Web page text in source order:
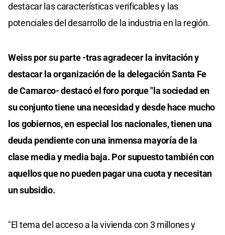
destacar las características verificables y las
potenciales del desarrollo de la industria en la región.
Weiss por su parte -tras agradecer la invitación y
destacar la organización de la delegación Santa Fe
de Camarco- destacó el foro porque "la sociedad en
su conjunto tiene una necesidad y desde hace mucho
los gobiernos, en especial los nacionales, tienen una
deuda pendiente con una inmensa mayoría de la
clase media y media baja. Por supuesto también con
aquellos que no pueden pagar una cuota y necesitan
un subsidio.
"El tema del acceso a la vivienda con 3 millones y